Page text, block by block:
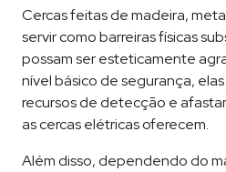
Cercas feitas de madeira,
servir como barreiras físicas
possam ser esteticamente
nível básico de segurança,
recursos de detecção e
as cercas elétricas oferecem.
Além disso, dependendo do